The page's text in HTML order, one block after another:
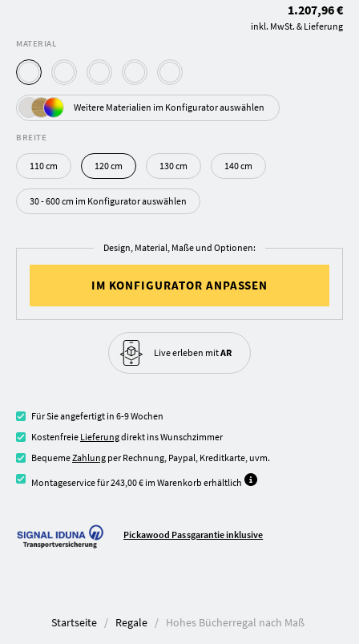
1.207,96 €
inkl. MwSt. & Lieferung
MATERIAL
Weitere Materialien im Konfigurator auswählen
BREITE
110 cm 120 cm 130 cm 140 cm
30 - 600 cm im Konfigurator auswählen
Design, Material, Maße und Optionen:
IM KONFIGURATOR ANPASSEN
Live erleben mitAR
Für Sie angefertigt in 6-9 Wochen
Kostenfreie Lieferungdirekt ins Wunschzimmer
BequemeZahlung per Rechnung, Paypal, Kreditkarte, uvm.
Montageservice für 243,00 € im Warenkorb erhältlich
Pickawood Passgarantie inklusive
Startseite Regale Hohes Bücherregal nach Maß